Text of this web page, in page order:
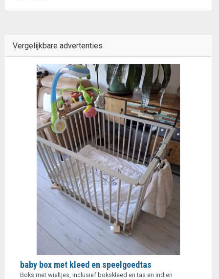
Vergelijkbare advertenties
baby box met kleed en speelgoedtas
Boks met wieltjes, inclusief bokskleed en tas en indien